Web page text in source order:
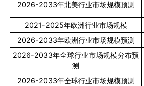
2026-2033年北美行业市场规模预测
2021-2025年欧洲行业市场规模
2026-2033年欧洲行业市场规模预测
2026-2033年全球行业市场规模分布预
测
2026-2033年全球行业市场规模预测